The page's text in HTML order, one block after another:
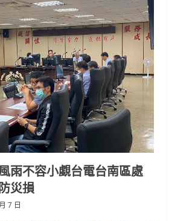
雨不容小覷台電台南區處
災損
7 日